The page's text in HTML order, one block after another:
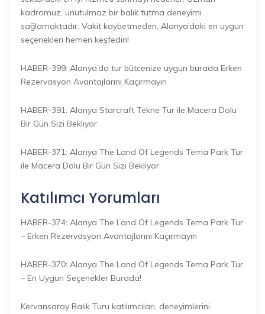
kadromuz, unutulmaz bir balık tutma deneyimi
sağlamaktadır. Vakit kaybetmeden, Alanya’daki en uygun
seçenekleri hemen keşfedin!
HABER-399: Alanya’da tur bütcenize uygun burada Erken
Rezervasyon Avantajlarını Kaçırmayın
HABER-391: Alanya Starcraft Tekne Tur ile Macera Dolu
Bir Gün Sizi Bekliyor
HABER-371: Alanya The Land Of Legends Tema Park Tur
ile Macera Dolu Bir Gün Sizi Bekliyor
Katılımcı Yorumları
HABER-374: Alanya The Land Of Legends Tema Park Tur
– Erken Rezervasyon Avantajlarını Kaçırmayın
HABER-370: Alanya The Land Of Legends Tema Park Tur
– En Uygun Seçenekler Burada!
Kervansaray Balık Turu katılımcıları, deneyimlerini